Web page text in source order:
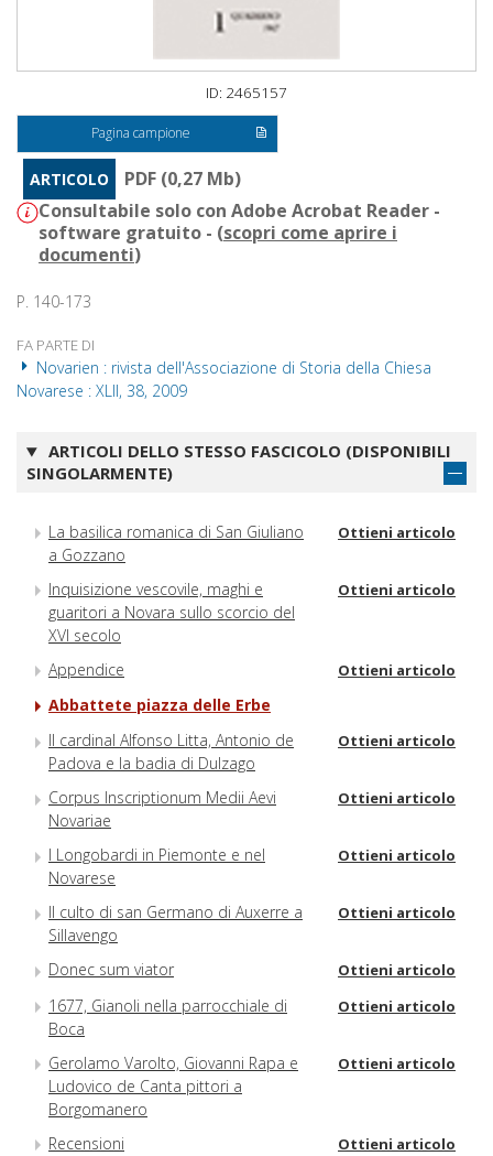
ID: 2465157
Pagina campione
ARTICOLO
PDF (0,27 Mb)
Consultabile solo con Adobe Acrobat Reader -
software gratuito - (scopri come aprire i
documenti)
P. 140-173
FA PARTE DI
Novarien : rivista dell'Associazione di Storia della Chiesa
Novarese : XLII, 38, 2009
ARTICOLI DELLO STESSO FASCICOLO (DISPONIBILI
SINGOLARMENTE)
La basilica romanica di San Giuliano
a Gozzano
Ottieni articolo
Inquisizione vescovile, maghi e
guaritori a Novara sullo scorcio del
XVI secolo
Ottieni articolo
Appendice Ottieni articolo
Abbattete piazza delle Erbe
Il cardinal Alfonso Litta, Antonio de
Padova e la badia di Dulzago
Ottieni articolo
Corpus Inscriptionum Medii Aevi
Novariae
Ottieni articolo
I Longobardi in Piemonte e nel
Novarese
Ottieni articolo
Il culto di san Germano di Auxerre a
Sillavengo
Ottieni articolo
Donec sum viator Ottieni articolo
1677, Gianoli nella parrocchiale di
Boca
Ottieni articolo
Gerolamo Varolto, Giovanni Rapa e
Ludovico de Canta pittori a
Borgomanero
Ottieni articolo
Recensioni Ottieni articolo